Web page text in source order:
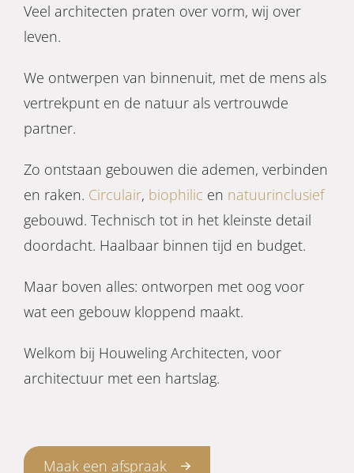
Veel architecten praten over vorm, wij over
leven.
We ontwerpen van binnenuit, met de mens als
vertrekpunt en de natuur als vertrouwde
partner.
Zo ontstaan gebouwen die ademen, verbinden
en raken. Circulair, biophilic en natuurinclusief
gebouwd. Technisch tot in het kleinste detail
doordacht. Haalbaar binnen tijd en budget.
Maar boven alles: ontworpen met oog voor
wat een gebouw kloppend maakt.
Welkom bij Houweling Architecten, voor
architectuur met een hartslag.
Maak een afspraak